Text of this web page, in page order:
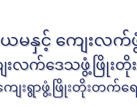
မနှင့် ကျေးလက်ဖွံ့
းလက်ဒေသဖွံ့ဖြိုးတိုး
ျေးရွာဖွံ့ဖြိုးတိုးတက်ရ